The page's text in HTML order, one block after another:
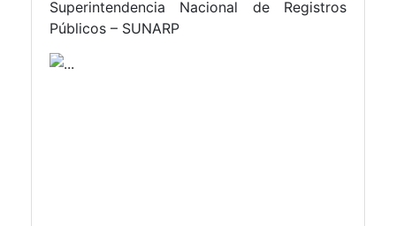
Superintendencia Nacional de Registros
Públicos – SUNARP